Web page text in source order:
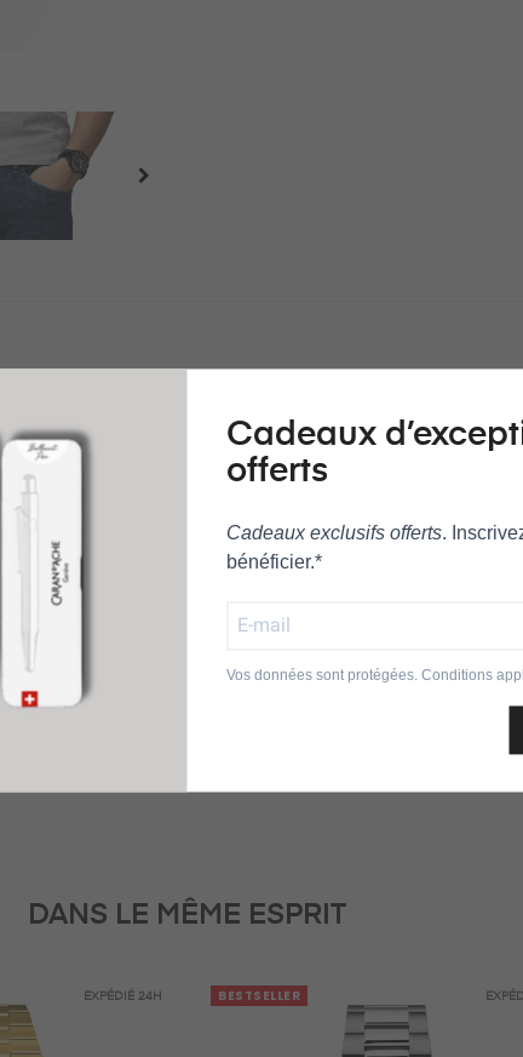
très proche du monde sportif, ne pouvait que rendre
le monde , cette montre ravira les amoureux de la petite
lisible , le design résolument contemporain avec un cadran
remontoir ainsi que de la grande trotteuse, un bracelet cuir
une étanchéité de 10 bar complète cette chronographe .
2 ANS
DANS LE MÊME ESPRIT
EXPÉDIÉ 24H BESTSELLER
Cadeaux
offerts
Cadeaux exclusifs offerts.
bénéficier.*
Vos données sont protégées. Conditions